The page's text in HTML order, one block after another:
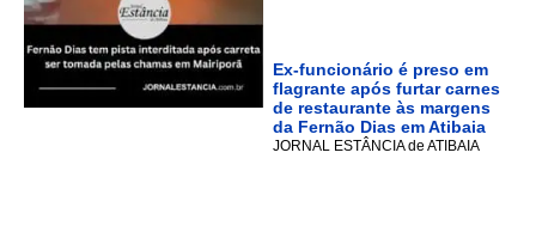
Ex-funcionário é preso em
flagrante após furtar carnes
de restaurante às margens
da Fernão Dias em Atibaia
JORNAL ESTÂNCIA de ATIBAIA